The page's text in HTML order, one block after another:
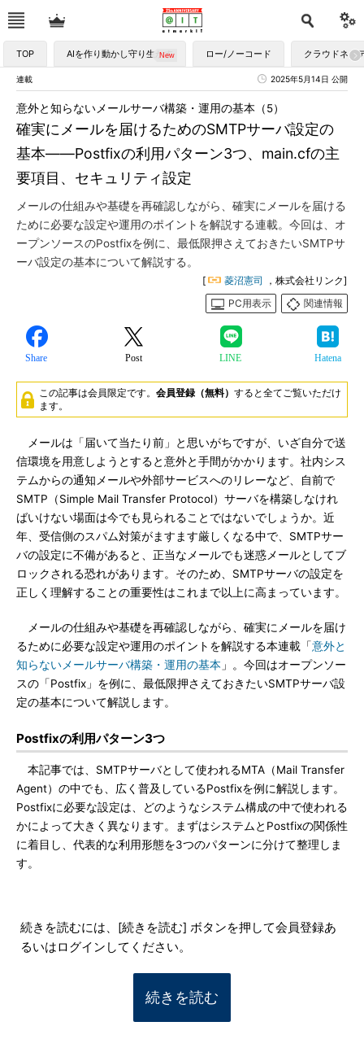
TOP AIを作り動かし守り生かす ロー/ノーコード クラウドネイ
連載 2025年5月14日 公開
確実にメールを届けるためのSMTPサーバ設定の
基本――Postfixの利用パターン3つ、main.cfの主
要項目、セキュリティ設定
意外と知らないメールサーバ構築・運用の基本（5）
メールの仕組みや基礎を再確認しながら、確実にメールを届ける
ために必要な設定や運用のポイントを解説する連載。今回は、オ
ープンソースのPostfixを例に、最低限押さえておきたいSMTPサ
ーバ設定の基本について解説する。
[ 菱沼憲司
，株式会社リンク]
PC用表示
関連情報
Share Post LINE Hatena
この記事は会員限定です。 会員登録（無料） すると全てご覧いただけ
ます。
メールは「届いて当たり前」と思いがちですが、いざ自分で送
信環境を用意しようとすると意外と手間がかかります。社内シス
テムからの通知メールや外部サービスへのリレーなど、自前で
SMTP（Simple Mail Transfer Protocol）サーバを構築しなけれ
ばいけない場面は今でも見られることではないでしょうか。近
年、受信側のスパム対策がますます厳しくなる中で、SMTPサー
バの設定に不備があると、正当なメールでも迷惑メールとしてブ
ロックされる恐れがあります。そのため、SMTPサーバの設定を
正しく理解することの重要性はこれまで以上に高まっています。
メールの仕組みや基礎を再確認しながら、確実にメールを届け
るために必要な設定や運用のポイントを解説する本連載「意外と
知らないメールサーバ構築・運用の基本 」。今回はオープンソー
スの「Postfix」を例に、最低限押さえておきたいSMTPサーバ設
定の基本について解説します。
Postfixの利用パターン3つ
本記事では、SMTPサーバとして使われるMTA（Mail Transfer
Agent）の中でも、広く普及しているPostfixを例に解説します。
Postfixに必要な設定は、どのようなシステム構成の中で使われる
かによって大きく異なります。まずはシステムとPostfixの関係性
に着目し、代表的な利用形態を3つのパターンに分けて整理しま
す。
続きを読むには、[続きを読む] ボタンを押して会員登録あ
るいはログインしてください。
続きを読む